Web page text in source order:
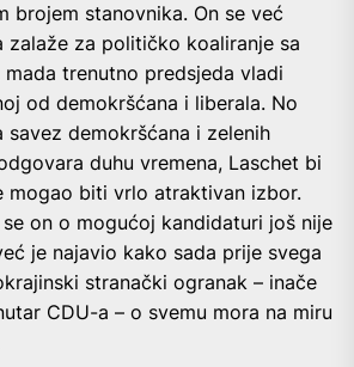
brojem stanovnika. On se već
zalaže za političko koaliranje sa
mada trenutno predsjeda vladi
od demokršćana i liberala. No
savez demokršćana i zelenih
duhu vremena, Laschet bi
mogao biti vrlo atraktivan izbor.
se on o mogućoj kandidaturi još nije
je najavio kako sada prije svega
stranački ogranak – inače
CDU-a – o svemu mora na miru